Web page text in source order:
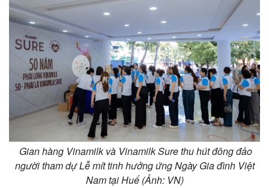
Thế giới
Quan sát
Cuộc sống đó đây
Hồ sơ
Multimedia
Ảnh
E-Magazine
Infographic
Gian hàng Vinamilk và Vinamilk Sure thu hút đông đảo
người tham dự Lễ mít tinh hưởng ứng Ngày Gia đình Việt
Nam tại Huế (Ảnh: VN)